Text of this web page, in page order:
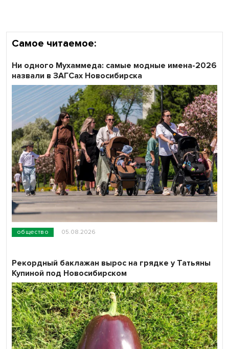
Самое читаемое:
общество 05.08.2026
Ни одного Мухаммеда: самые модные имена-2026
назвали в ЗАГСах Новосибирска
Рекордный баклажан вырос на грядке у Татьяны
Купиной под Новосибирском